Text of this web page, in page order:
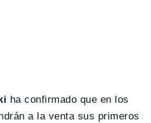
ha confirmado que en los
a la venta sus primeros